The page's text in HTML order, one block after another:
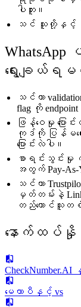
ပါဘူး။
သင် သူတို့နှင့်
ရွေးချယ်ရ
သင်ဟာ
flag ကို
ဖြန့်ဝေမှု ပြ
ကုဒ်ကို ပြန်မရေ
ပြောင်းလဲပါ။
စာရင်းသွင်းမှု
အတွက် Pay-
သင်ဟာ
မှတ်တမ်းနဲ့
တည်ထောင်သူတ
နောက်ထပ်နှိုင်
မေတာပီနှင့် vs